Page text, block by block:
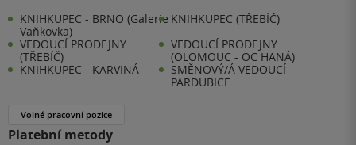
KNIHKUPEC - BRNO (Galerie
Vaňkovka)
KNIHKUPEC (TŘEBÍČ)
VEDOUCÍ PRODEJNY
(TŘEBÍČ)
VEDOUCÍ PRODEJNY
(OLOMOUC - OC HANÁ)
KNIHKUPEC - KARVINÁ
SMĚNOVÝ/Á VEDOUCÍ -
PARDUBICE
Volné pracovní pozice
Platební metody